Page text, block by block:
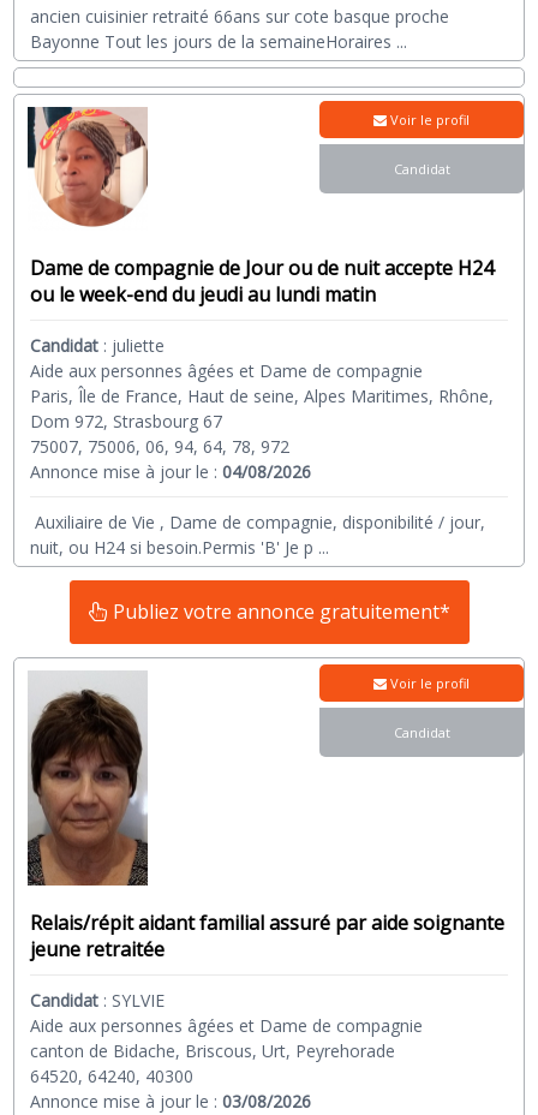
ancien cuisinier retraité 66ans sur cote basque proche
Bayonne Tout les jours de la semaineHoraires ...
Dame de compagnie de Jour ou de nuit accepte H24
ou le week-end du jeudi au lundi matin
Candidat : juliette
Aide aux personnes âgées et Dame de compagnie
Paris, Île de France, Haut de seine, Alpes Maritimes, Rhône,
Dom 972, Strasbourg 67
75007, 75006, 06, 94, 64, 78, 972
Annonce mise à jour le :04/08/2026
Auxiliaire de Vie , Dame de compagnie, disponibilité / jour,
nuit, ou H24 si besoin.Permis 'B' Je p ...
Voir le profil
Candidat
Publiez votre annonce gratuitement*
Relais/répit aidant familial assuré par aide soignante
jeune retraitée
Candidat : SYLVIE
Aide aux personnes âgées et Dame de compagnie
canton de Bidache, Briscous, Urt, Peyrehorade
64520, 64240, 40300
Annonce mise à jour le :03/08/2026
Voir le profil
Candidat